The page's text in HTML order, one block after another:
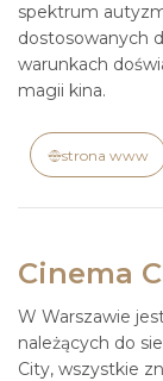
Cenimy
Używamy
przeglądania,
dostosowane
użytkowników
zgodę na
Dostosuj
spektrum
dostosowanych
warunkach
magii kina.
strona www
Cinema
W Warszawie
należących do
City, wszystkie
Zasugeruj